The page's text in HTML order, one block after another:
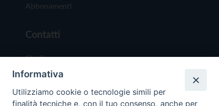
Abbonamenti
Contatti
Chi Siamo
Redazione
Scrivici
Informativa
Utilizziamo cookie o tecnologie simili per
finalità tecniche e, con il tuo consenso, anche per